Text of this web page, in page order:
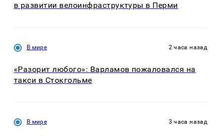
в развитии велоинфраструктуры в Перми
В мире 2 часа назад
«Разорит любого»: Варламов пожаловался на
такси в Стокгольме
В мире 3 часа назад